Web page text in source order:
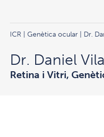
ICR Genètica ocular | Dr.
Dr. Daniel Vila
Retina i Vitri,